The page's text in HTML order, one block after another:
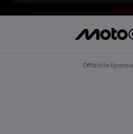
Offizielle